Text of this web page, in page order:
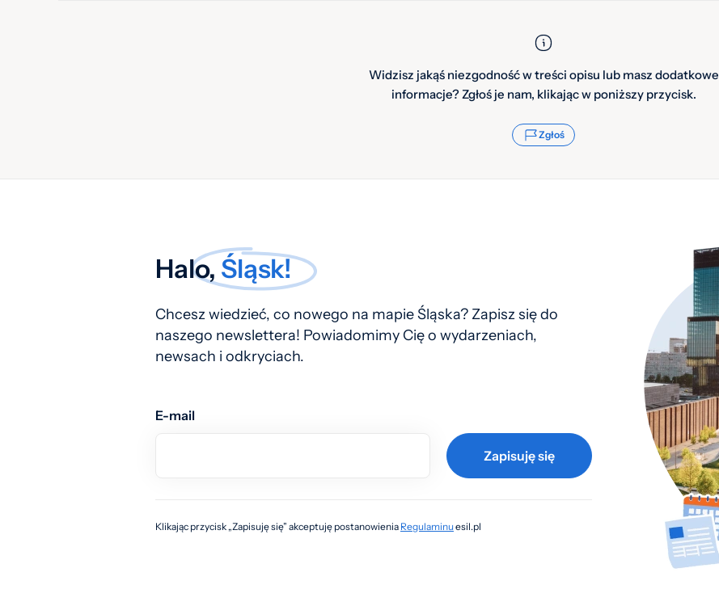
Widzisz jakąś niezgodność w treści opisu lub masz dodatkowe
informacje? Zgłoś je nam, klikając w poniższy przycisk.
Zgłoś
Halo, Śląsk!
Chcesz wiedzieć, co nowego na mapie Śląska? Zapisz się do
naszego newslettera! Powiadomimy Cię o wydarzeniach,
newsach i odkryciach.
E-mail
Zapisuję się
Klikając przycisk „Zapisuję się” akceptuję postanowienia Regulaminuesil.pl